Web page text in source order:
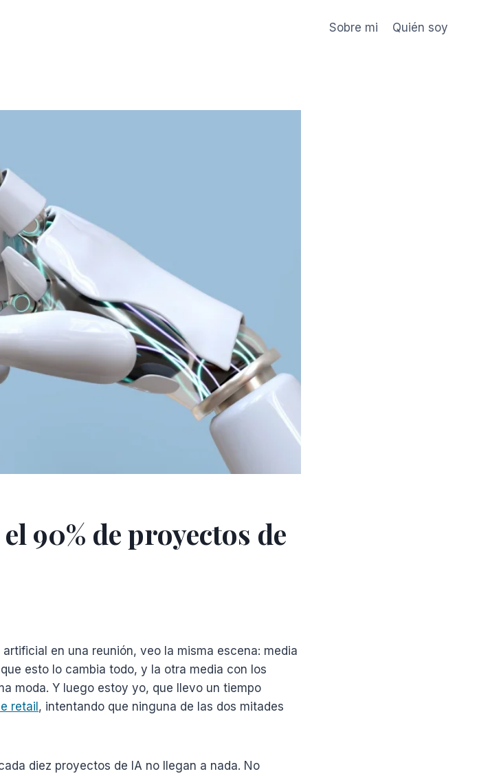
Sobre mi Quién soy
90% de proyectos de
en una reunión, veo la misma escena: media
esto lo cambia todo, y la otra media con los
moda. Y luego estoy yo, que llevo un tiempo
retail, intentando que ninguna de las dos mitades
diez proyectos de IA no llegan a nada. No